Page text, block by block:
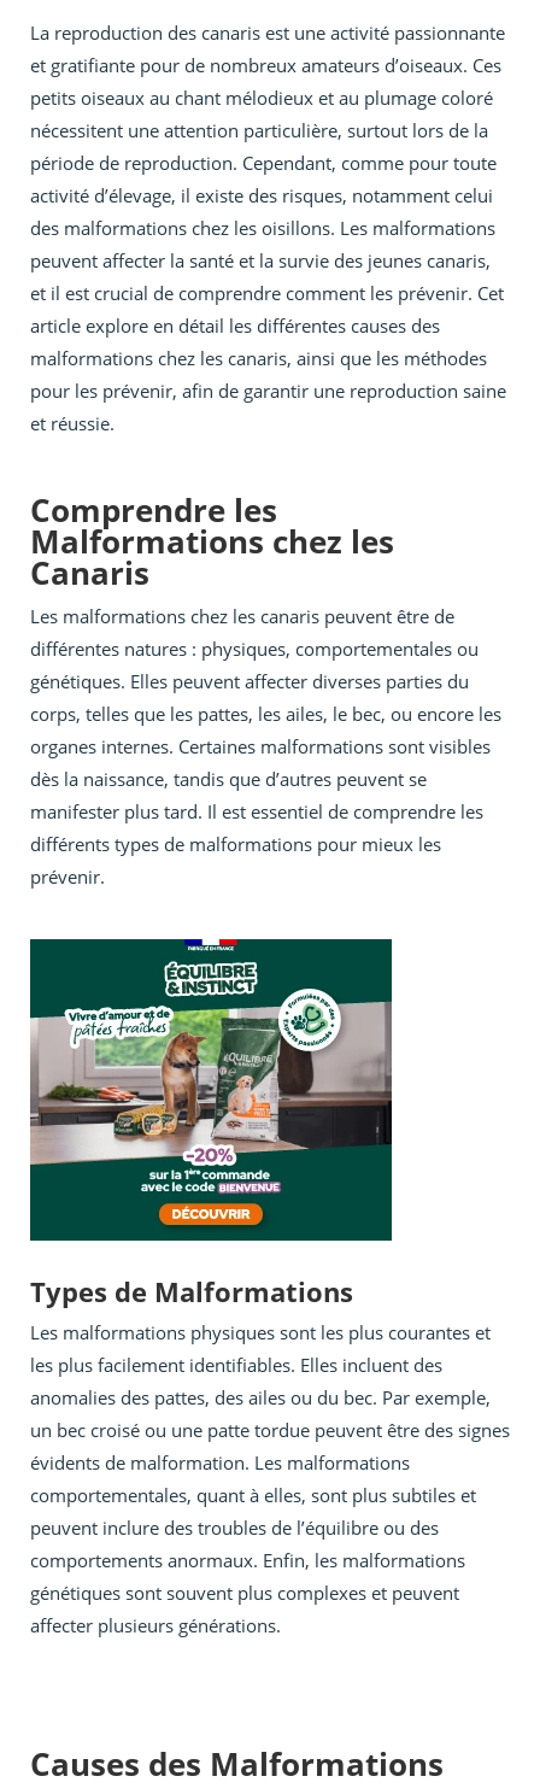
La reproduction des canaris est une activité passionnante
et gratifiante pour de nombreux amateurs d’oiseaux. Ces
petits oiseaux au chant mélodieux et au plumage coloré
nécessitent une attention particulière, surtout lors de la
période de reproduction. Cependant, comme pour toute
activité d’élevage, il existe des risques, notamment celui
des malformations chez les oisillons. Les malformations
peuvent affecter la santé et la survie des jeunes canaris,
et il est crucial de comprendre comment les prévenir. Cet
article explore en détail les différentes causes des
malformations chez les canaris, ainsi que les méthodes
pour les prévenir, afin de garantir une reproduction saine
et réussie.
Comprendre les
Malformations chez les
Canaris
Les malformations chez les canaris peuvent être de
différentes natures : physiques, comportementales ou
génétiques. Elles peuvent affecter diverses parties du
corps, telles que les pattes, les ailes, le bec, ou encore les
organes internes. Certaines malformations sont visibles
dès la naissance, tandis que d’autres peuvent se
manifester plus tard. Il est essentiel de comprendre les
différents types de malformations pour mieux les
prévenir.
Types de Malformations
Les malformations physiques sont les plus courantes et
les plus facilement identifiables. Elles incluent des
anomalies des pattes, des ailes ou du bec. Par exemple,
un bec croisé ou une patte tordue peuvent être des signes
évidents de malformation. Les malformations
comportementales, quant à elles, sont plus subtiles et
peuvent inclure des troubles de l’équilibre ou des
comportements anormaux. Enfin, les malformations
génétiques sont souvent plus complexes et peuvent
affecter plusieurs générations.
Causes des Malformations